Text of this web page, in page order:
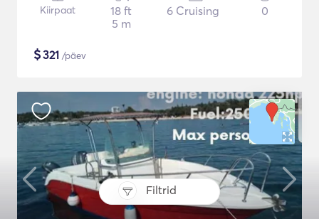
Filtrid
Kiirpaat
18 ft
5 m
6 Cruising 0
$321 /päev